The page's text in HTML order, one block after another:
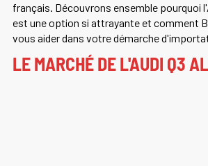
français. Découvrons ensemble pourquoi
est une option si attrayante et comment
vous aider dans votre démarche
LE MARCHÉ DE L'AUDI Q3